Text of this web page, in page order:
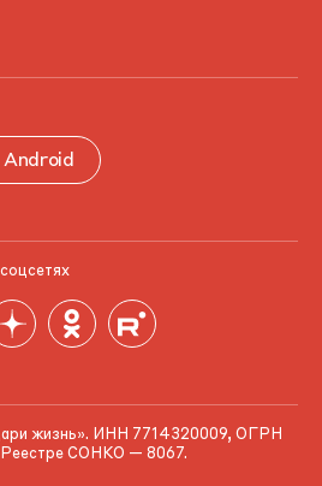
Android
жизнь». ИНН 7714320009, ОГРН
Реестре СОНКО — 8067.